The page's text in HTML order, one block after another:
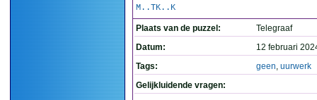
M..TK..K
Plaats van de puzzel:
Telegraaf
Datum:
12 februari
Tags:
geen, uurwerk
Gelijkluidende vragen: